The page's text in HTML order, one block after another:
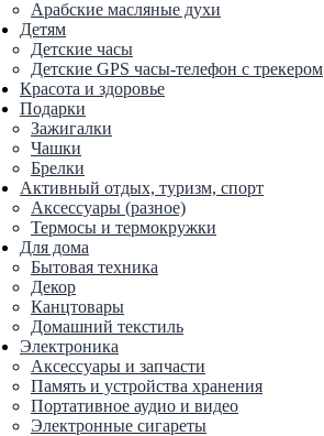
Арабские масляные духи
Детям
Детские часы
Детские GPS часы-телефон с трекером
Красота и здоровье
Подарки
Зажигалки
Чашки
Брелки
Активный отдых, туризм, спорт
Аксессуары (разное)
Термосы и термокружки
Для дома
Бытовая техника
Декор
Канцтовары
Домашний текстиль
Электроника
Аксессуары и запчасти
Память и устройства хранения
Портативное аудио и видео
Электронные сигареты